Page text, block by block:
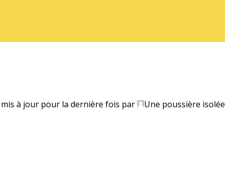
à jour pour la dernière fois par Une poussière isolée